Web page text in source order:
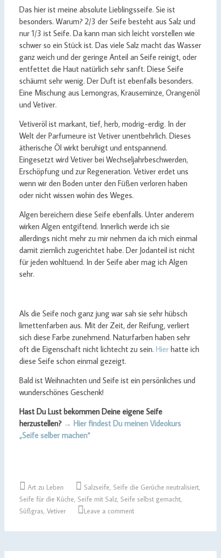
Das hier ist meine absolute Lieblingsseife. Sie ist
besonders. Warum? 2/3 der Seife besteht aus Salz und
nur 1/3 ist Seife. Da kann man sich leicht vorstellen wie
schwer so ein Stück ist. Das viele Salz macht das Wasser
ganz weich und der geringe Anteil an Seife reinigt, oder
entfettet die Haut natürlich sehr sanft. Diese Seife
schäumt sehr wenig. Der Duft ist ebenfalls besonders.
Eine Mischung aus Lemongras, Krauseminze, Orangenöl
und Vetiver.
Vetiveröl ist markant, tief, herb, modrig-erdig. In der
Welt der Parfumeure ist Vetiver unentbehrlich. Dieses
ätherische Öl wirkt beruhigt und entspannend.
Eingesetzt wird Vetiver bei Wechseljahrbeschwerden,
Erschöpfung und zur Regeneration. Vetiver erdet uns
wenn wir den Boden unter den Füßen verloren haben
oder nicht wissen wohin des Weges.
Algen bereichern diese Seife ebenfalls. Unter anderem
wirken Algen entgiftend. Innerlich werde ich sie
allerdings nicht mehr zu mir nehmen da ich mich einmal
damit ziemlich zugerichtet habe. Der Jodanteil ist nicht
für jeden wohltuend. In der Seife aber mag ich Algen
sehr.
Als die Seife noch ganz jung war sah sie sehr hübsch
limettenfarben aus. Mit der Zeit, der Reifung, verliert
sich diese Farbe zunehmend. Naturfarben haben sehr
oft die Eigenschaft nicht lichtecht zu sein. Hierhatte ich
diese Seife schon einmal gezeigt.
Bald ist Weihnachten und Seife ist ein persönliches und
wunderschönes Geschenk!
Hast Du Lust bekommen Deine eigene Seife
herzustellen? → Hier findest Du meinen Videokurs
„Seife selber machen“
Art zu Leben Salzseife, Seife die Gerüche neutralisiert,
Seife für die Küche, Seife mit Salz, Seife selbst gemacht,
Süßgras, Vetiver Leave a comment